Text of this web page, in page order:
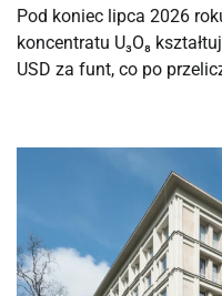
Pod koniec lipca 2026
koncentratu U₃O₈
USD za funt, co po